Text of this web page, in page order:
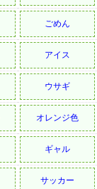
ごめん
アイス
ウサギ
オレンジ色
ギャル
サッカー